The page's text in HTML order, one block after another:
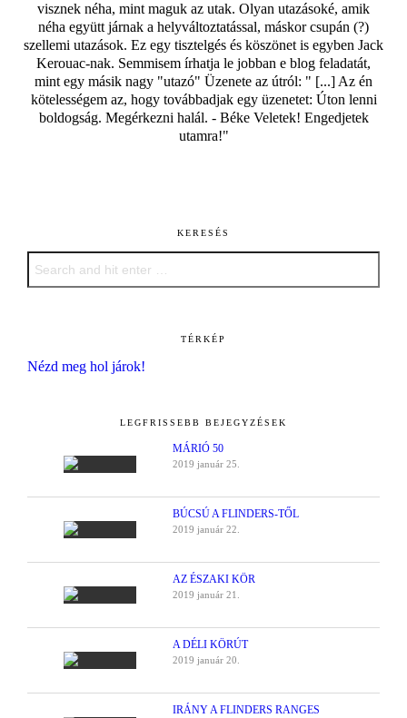
visznek néha, mint maguk az utak. Olyan utazásoké, amik
néha együtt járnak a helyváltoztatással, máskor csupán (?)
szellemi utazások. Ez egy tisztelgés és köszönet is egyben Jack
Kerouac-nak. Semmisem írhatja le jobban e blog feladatát,
mint egy másik nagy "utazó" Üzenete az útról: " [...] Az én
kötelességem az, hogy továbbadjak egy üzenetet: Úton lenni
boldogság. Megérkezni halál. - Béke Veletek! Engedjetek
utamra!"
KERESÉS
TÉRKÉP
Nézd meg hol járok!
LEGFRISSEBB BEJEGYZÉSEK
MÁRIÓ 50
2019 január 25.
BÚCSÚ A FLINDERS-TŐL
2019 január 22.
AZ ÉSZAKI KÖR
2019 január 21.
A DÉLI KÖRÚT
2019 január 20.
IRÁNY A FLINDERS RANGES